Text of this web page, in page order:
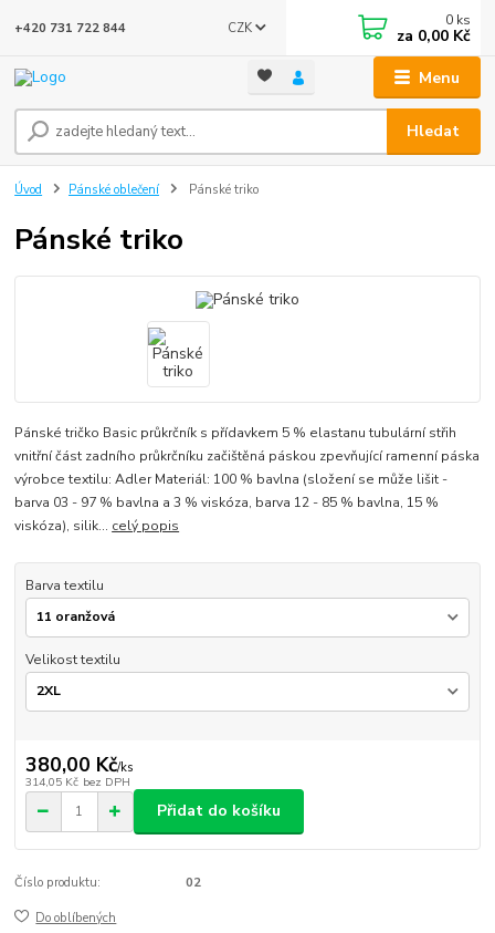
Menu
CZK
Hledat
+420 731 722 844 0 ks
za 0,00 Kč
Úvod Pánské oblečení Pánské triko
Pánské triko
Pánské tričko Basic průkrčník s přídavkem 5 % elastanu tubulární střih
vnitřní část zadního průkrčníku začištěná páskou zpevňující ramenní páska
výrobce textilu: Adler Materiál: 100 % bavlna (složení se může lišit -
barva 03 - 97 % bavlna a 3 % viskóza, barva 12 - 85 % bavlna, 15 %
viskóza), silik... celý popis
Barva textilu
Velikost textilu
380,00 Kč/ks
314,05 Kč bez DPH
Přidat do košíku
Číslo produktu: 02
Do oblíbených